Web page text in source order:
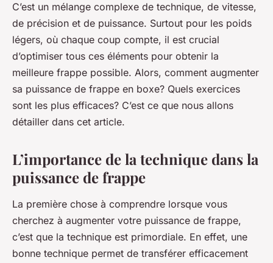
C’est un mélange complexe de technique, de vitesse,
de précision et de puissance. Surtout pour les poids
légers, où chaque coup compte, il est crucial
d’optimiser tous ces éléments pour obtenir la
meilleure frappe possible. Alors, comment augmenter
sa puissance de frappe en boxe? Quels exercices
sont les plus efficaces? C’est ce que nous allons
détailler dans cet article.
L’importance de la technique dans la
puissance de frappe
La première chose à comprendre lorsque vous
cherchez à augmenter votre puissance de frappe,
c’est que la technique est primordiale. En effet, une
bonne technique permet de transférer efficacement